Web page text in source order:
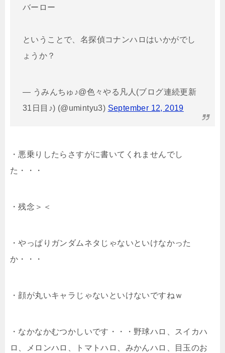
バーロー
ということで、名探偵コナンハロはいかがでし
ょうか？
— うみんちゅ♪@色々やる凡人(ブログ連続更新
31日目♪) (@umintyu3) September 12, 2019
・悪乗りしたらさすがに書いてくれませんでし
た・・・
・残念＞＜
・やっぱりガンダムネタじゃないといけなかった
か・・・
・顔が丸いキャラじゃないといけないですねｗ
・なかなかむつかしいです・・・野球ハロ、スイカハ
ロ、メロンハロ、トマトハロ、みかんハロ、目玉のお